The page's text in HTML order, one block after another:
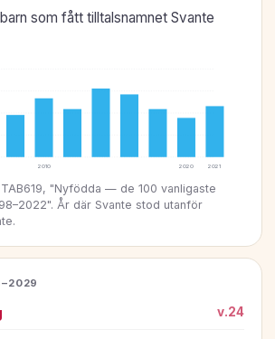
som fått tilltalsnamnet Svante
2010 2020 2021
TAB619, "Nyfödda — de 100 vanligaste
År där Svante stod utanför
v.24